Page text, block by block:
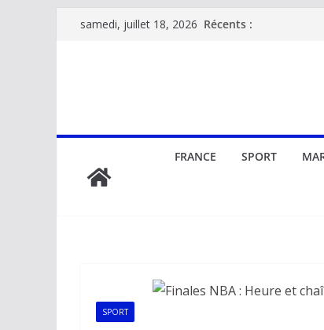
Passersamedi, juillet 18, 2026 Récents :
FRANCE SPORT
SPORT